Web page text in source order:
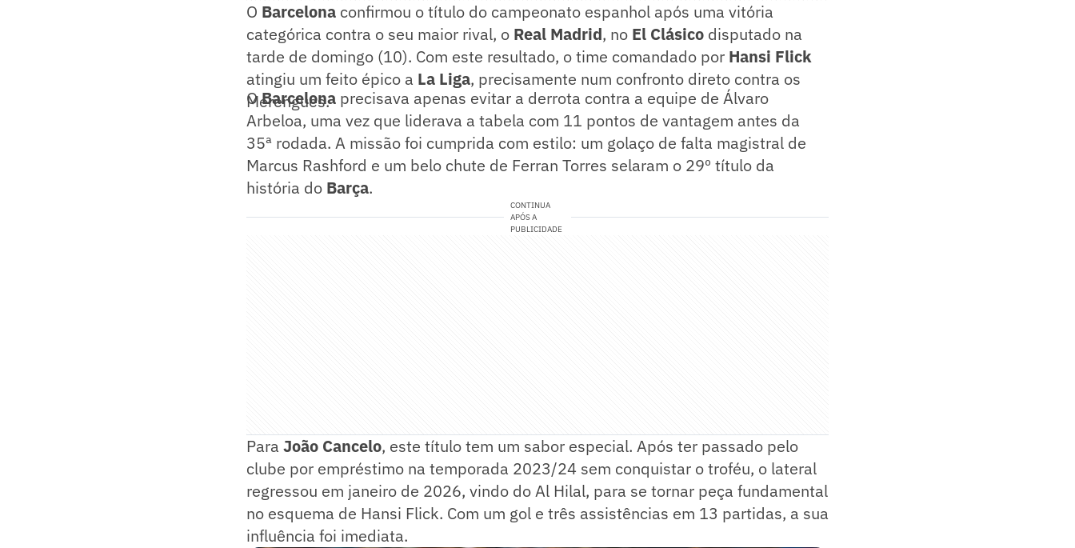
O Barcelona confirmou o título do campeonato espanhol após uma vitória
categórica contra o seu maior rival, o Real Madrid, no El Clásico disputado na
tarde de domingo (10). Com este resultado, o time comandado por Hansi Flick
atingiu um feito épico a La Liga, precisamente num confronto direto contra os
Merengues.
OBarcelona precisava apenas evitar a derrota contra a equipe de Álvaro
Arbeloa, uma vez que liderava a tabela com 11 pontos de vantagem antes da
35ª rodada. A missão foi cumprida com estilo: um golaço de falta magistral de
Marcus Rashford e um belo chute de Ferran Torres selaram o 29º título da
história do Barça.
CONTINUA
APÓS A
PUBLICIDADE
Para João Cancelo, este título tem um sabor especial. Após ter passado pelo
clube por empréstimo na temporada 2023/24 sem conquistar o troféu, o lateral
regressou em janeiro de 2026, vindo do Al Hilal, para se tornar peça fundamental
no esquema de Hansi Flick. Com um gol e três assistências em 13 partidas, a sua
influência foi imediata.